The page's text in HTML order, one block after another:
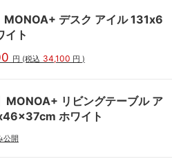
MONOA+ デスク アイル 131x6
ト
円 (税込 34,100 円 )
MONOA+ リビングテーブル ア
ホワイト
公開